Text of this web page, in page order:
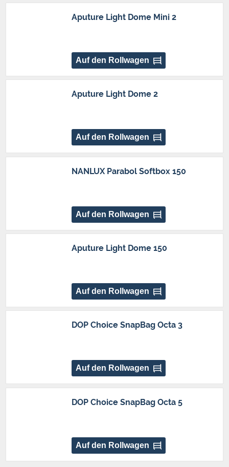
Aputure Light Dome Mini 2
Auf den Rollwagen
Aputure Light Dome 2
Auf den Rollwagen
NANLUX Parabol Softbox 150
Auf den Rollwagen
Aputure Light Dome 150
Auf den Rollwagen
DOP Choice SnapBag Octa 3
Auf den Rollwagen
DOP Choice SnapBag Octa 5
Auf den Rollwagen